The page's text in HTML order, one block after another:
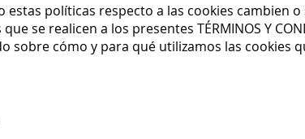
estas políticas respecto a las cookies cambien
se realicen a los presentes TÉRMINOS Y
sobre cómo y para qué utilizamos las cookies